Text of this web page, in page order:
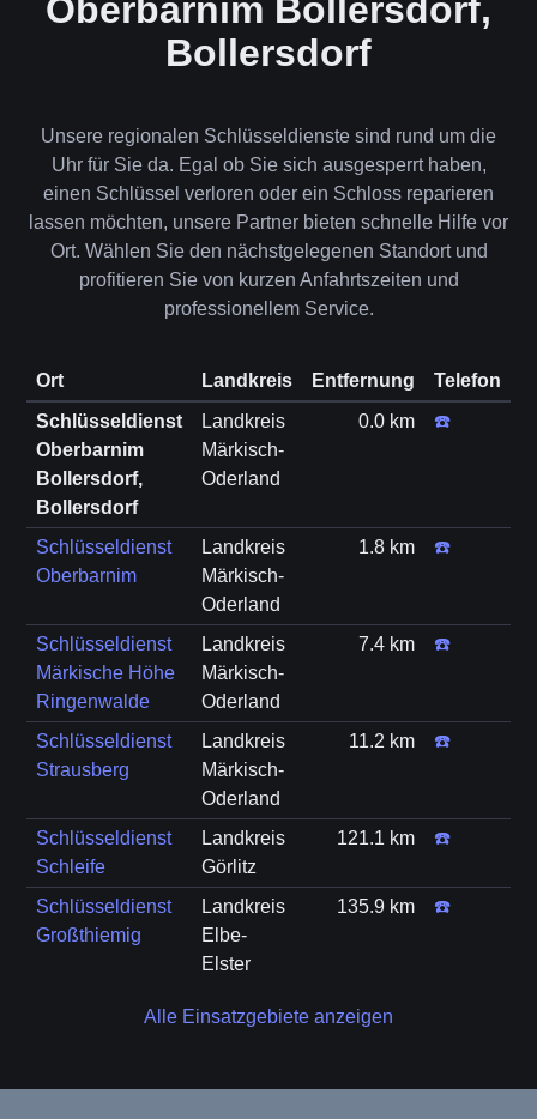
Oberbarnim Bollersdorf,
Bollersdorf
Unsere regionalen Schlüsseldienste sind rund um die
Uhr für Sie da. Egal ob Sie sich ausgesperrt haben,
einen Schlüssel verloren oder ein Schloss reparieren
lassen möchten, unsere Partner bieten schnelle Hilfe vor
Ort. Wählen Sie den nächstgelegenen Standort und
profitieren Sie von kurzen Anfahrtszeiten und
professionellem Service.
Ort Landkreis Entfernung
Telefon
Schlüsseldienst
Oberbarnim
Bollersdorf,
Bollersdorf
Landkreis
Märkisch-
Oderland
0.0 km ☎️
Schlüsseldienst
Oberbarnim
Landkreis
Märkisch-
Oderland
1.8 km ☎️
Schlüsseldienst
Märkische Höhe
Ringenwalde
Landkreis
Märkisch-
Oderland
7.4 km ☎️
Schlüsseldienst
Strausberg
Landkreis
Märkisch-
Oderland
11.2 km ☎️
Schlüsseldienst
Schleife
Landkreis
Görlitz
121.1 km ☎️
Schlüsseldienst
Großthiemig
Landkreis
Elbe-
Elster
135.9 km ☎️
Alle Einsatzgebiete anzeigen